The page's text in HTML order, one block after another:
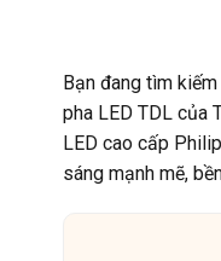
Bạn đang tìm
pha LED TDL của
LED cao cấp
sáng mạnh mẽ,